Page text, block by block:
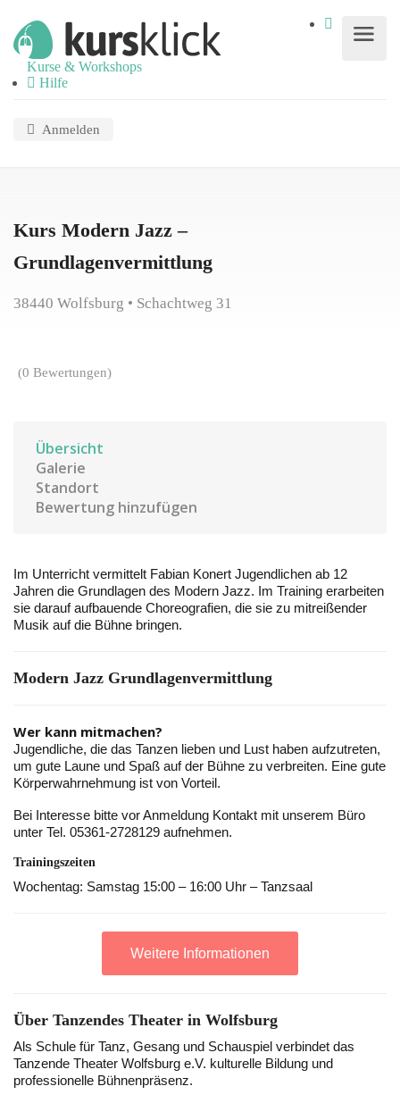
Kurse & Workshops
Hilfe
Anmelden
Kurs Modern Jazz –
Grundlagenvermittlung
38440 Wolfsburg • Schachtweg 31
(0 Bewertungen)
Übersicht
Galerie
Standort
Bewertung hinzufügen
Im Unterricht vermittelt Fabian Konert Jugendlichen ab 12
Jahren die Grundlagen des Modern Jazz. Im Training erarbeiten
sie darauf aufbauende Choreografien, die sie zu mitreißender
Musik auf die Bühne bringen.
Modern Jazz Grundlagenvermittlung
Wer kann mitmachen?
Jugendliche, die das Tanzen lieben und Lust haben aufzutreten,
um gute Laune und Spaß auf der Bühne zu verbreiten. Eine gute
Körperwahrnehmung ist von Vorteil.
Bei Interesse bitte vor Anmeldung Kontakt mit unserem Büro
unter Tel. 05361-2728129 aufnehmen.
Trainingszeiten
Wochentag: Samstag 15:00 – 16:00 Uhr – Tanzsaal
Weitere Informationen
Über Tanzendes Theater in Wolfsburg
Als Schule für Tanz, Gesang und Schauspiel verbindet das
Tanzende Theater Wolfsburg e.V. kulturelle Bildung und
professionelle Bühnenpräsenz.